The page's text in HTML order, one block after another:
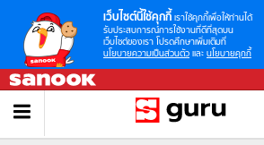
เว็บไซต์นี้ใช้คุกกี้ เราใช้คุกกี้เพื่อให้ท่านได้
รับประสบการณ์การใช้งานที่ดีที่สุดบน
เว็บไซต์ของเรา โปรดศึกษาเพิ่มเติมที่
นโยบายความเป็นส่วนตัว และ นโยบายคุกกี้